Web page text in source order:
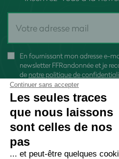
En fournissant mon adresse e-
newsletter FFRandonnée et je
de notre politique de
Continuer sans accepter
Les seules traces
que nous laissons
sont celles de nos
pas
... et peut-être quelques